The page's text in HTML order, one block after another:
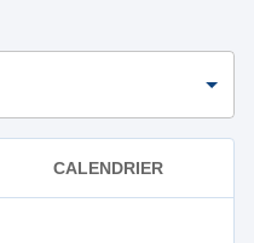
CALENDRIER